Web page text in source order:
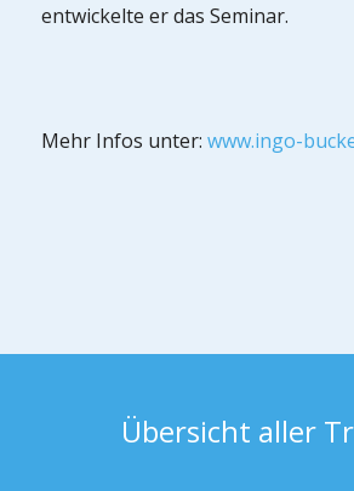
entwickelte er das Seminar.
Mehr Infos unter: www.ingo-
Übersicht aller